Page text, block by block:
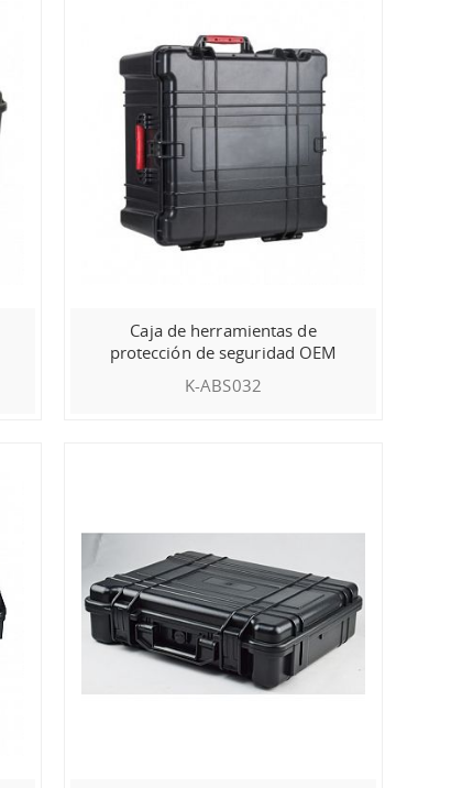
Caja de herramientas de
protección de seguridad OEM
K-ABS032